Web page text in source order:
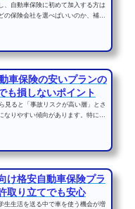
、自動車保険に初めて加入する方は
の保険会社を選べばいいのか、補償
車保険の安いプランの
も損しないポイント
見ると「事故リスクが高い層」とさ
なりやすい傾向があります。特に初
け格安自動車保険プラ
取り立てでも安心
生生活を送る中で車を使う機会が増